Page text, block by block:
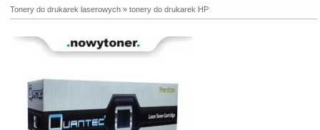
Tonery do drukarek laserowych» tonery do drukarek HP